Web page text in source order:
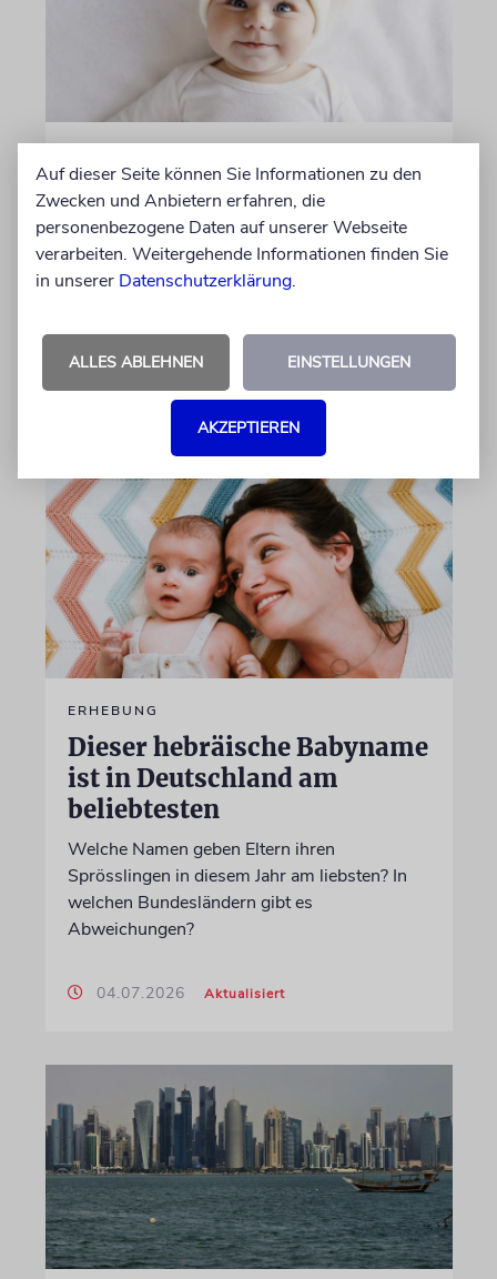
Dieser hebräische Vorname
ist am beliebtesten bei
Schweizer Eltern
Auch in der Schweiz wählen Eltern weiterhin
04.07.2026
ERHEBUNG
Dieser hebräische Babyname
ist in Deutschland am
beliebtesten
Welche Namen geben Eltern ihren
Sprösslingen in diesem Jahr am liebsten? In
welchen Bundesländern gibt es
Abweichungen?
04.07.2026 Aktualisiert
Auf dieser Seite können Sie Informationen zu den
Zwecken und Anbietern erfahren, die
personenbezogene Daten auf unserer Webseite
verarbeiten. Weitergehende Informationen finden Sie
in unserer Datenschutzerklärung.
ALLES ABLEHNEN EINSTELLUNGEN
AKZEPTIEREN